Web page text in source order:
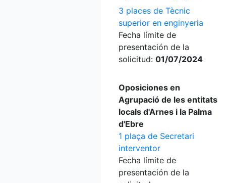
3 places de Tècnic
superior en enginyeria
Fecha límite de
presentación de la
solicitud: 01/07/2024
Oposiciones en
Agrupació de les entitats
locals d'Arnes i la Palma
d'Ebre
1 plaça de Secretari
interventor
Fecha límite de
presentación de la